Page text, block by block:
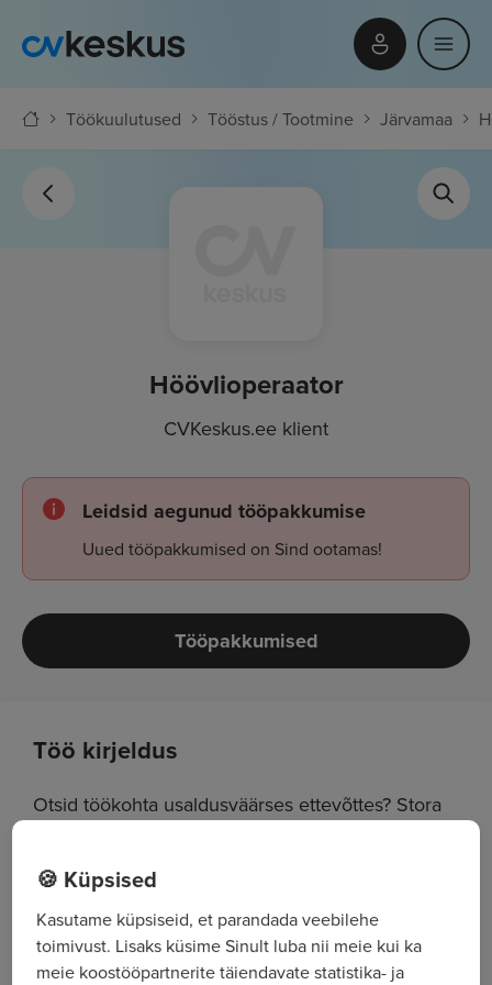
Töökuulutused Tööstus / Tootmine Järvamaa
Höövlioperaator
CVKeskus.ee klient
Leidsid aegunud tööpakkumise
Uued tööpakkumised on Sind ootamas!
Tööpakkumised
Töö kirjeldus
Otsid töökohta usaldusväärses ettevõttes? Stora
pakub tööd
HÖÖVLIOPERAATORILE
Usaldame Sulle järgmised tööülesanded:
🍪 Küpsised
Kasutame küpsiseid, et parandada veebilehe
toimivust. Lisaks küsime Sinult luba nii meie kui ka
meie koostööpartnerite täiendavate statistika- ja